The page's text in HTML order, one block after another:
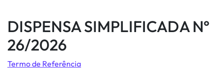
DISPENSA SIMPLIFICADA Nº
26/2026
Termo de Referência